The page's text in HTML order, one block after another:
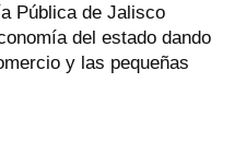
Pública de Jalisco
del estado dando
y las pequeñas